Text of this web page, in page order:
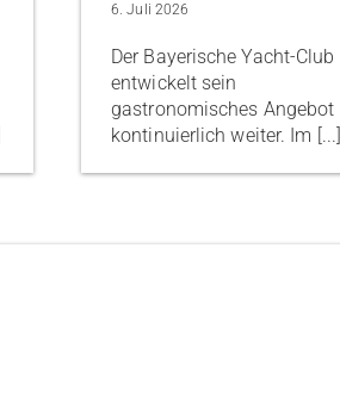
6. Juli 2026
Der Bayerische Yacht-Club
entwickelt sein
gastronomisches Angebot
kontinuierlich weiter. Im [...]